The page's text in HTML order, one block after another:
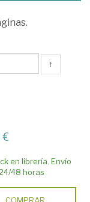
↑
€
en librería. Envío
48 horas